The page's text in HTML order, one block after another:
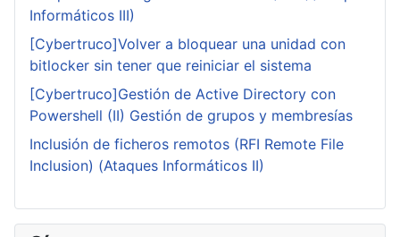
Informáticos III)
[Cybertruco]Volver a bloquear una unidad con
bitlocker sin tener que reiniciar el sistema
[Cybertruco]Gestión de Active Directory con
Powershell (II) Gestión de grupos y membresías
Inclusión de ficheros remotos (RFI Remote File
Inclusion) (Ataques Informáticos II)